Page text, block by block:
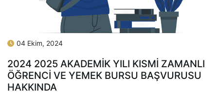
04 Ekim, 2024
2024 2025 AKADEMİK YILI KISMİ ZAMANLI
ÖĞRENCİ VE YEMEK BURSU BAŞVURUSU
HAKKINDA